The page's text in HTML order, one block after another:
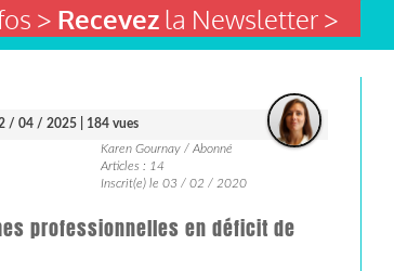
> Recevezla Newsletter >
/ 04 / 2025
| 184 vues
Karen Gournay / Abonné
Articles : 14
Inscrit(e) le 03 / 02 / 2020
professionnelles en déficit de